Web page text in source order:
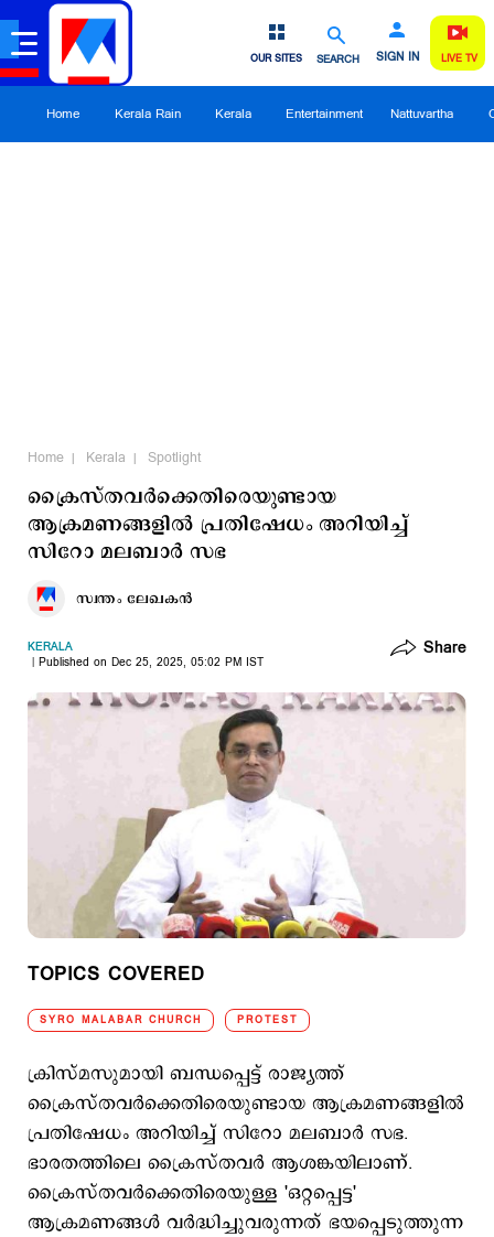
SEARCH SIGN IN
OUR SITES LIVE TV
Home Kerala Rain Kerala Entertainment Nattuvartha
Home Kerala Spotlight
ക്രൈസ്തവർക്കെതിരെയുണ്ടായ
ആക്രമണങ്ങളിൽ പ്രതിഷേധം അറിയിച്ച്
സിറോ മലബാർ സഭ
സ്വന്തം ലേഖകൻ
KERALA
Published on Dec 25, 2025, 05:02 PM IST
Share
TOPICS COVERED
SYRO MALABAR CHURCH PROTEST
ക്രിസ്മസുമായി ബന്ധപ്പെട്ട് രാജ്യത്ത്
ക്രൈസ്തവർക്കെതിരെയുണ്ടായ ആക്രമണങ്ങളിൽ
പ്രതിഷേധം അറിയിച്ച് സിറോ മലബാർ സഭ.
ഭാരതത്തിലെ ക്രൈസ്തവർ ആശങ്കയിലാണ്.
ക്രൈസ്തവർക്കെതിരെയുള്ള 'ഒറ്റപ്പെട്ട'
ആക്രമണങ്ങൾ വർദ്ധിച്ചുവരുന്നത് ഭയപ്പെടുത്തുന്ന